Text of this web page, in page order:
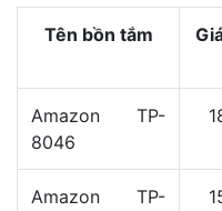
Tên bồn tắm
Amazon TP-
8046
Amazon TP-